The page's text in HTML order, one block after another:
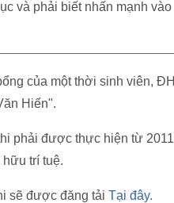
và phải biết nhấn mạnh vào
của một thời sinh viên, ĐH
Hiến".
phải được thực hiện từ 2011
trí tuệ.
sẽ được đăng tải Tại đây.